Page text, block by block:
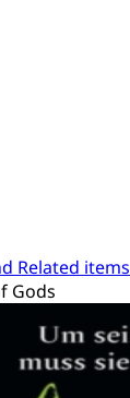
Related items
Gods